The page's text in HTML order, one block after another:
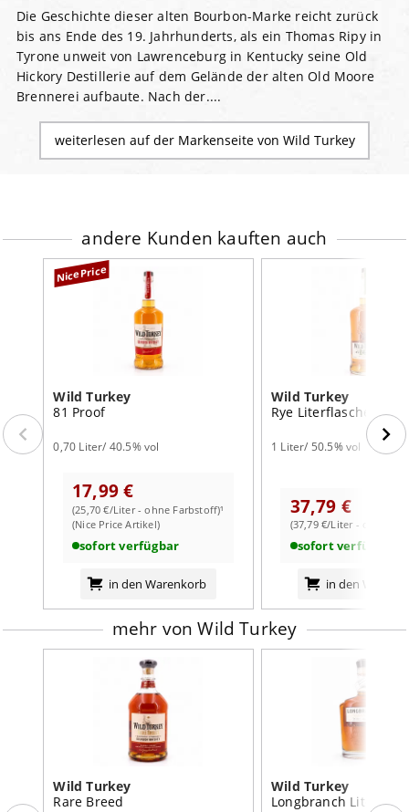
Die Geschichte dieser alten Bourbon-Marke reicht zurück
bis ans Ende des 19. Jahrhunderts, als ein Thomas Ripy in
Tyrone unweit von Lawrenceburg in Kentucky seine Old
Hickory Destillerie auf dem Gelände der alten Old Moore
Brennerei aufbaute. Nach der....
weiterlesen auf der Markenseite von Wild Turkey
andere Kunden kauften auch
NicePrice
Wild Turkey
81 Proof
0,70 Liter/ 40.5% vol
17,99 €
(25,70 €/Liter - ohne Farbstoff)¹
(Nice Price Artikel)
sofort verfügbar
in den Warenkorb
Wild Turkey
Rye Literflasche
1 Liter/ 50.5% vol
37,79 €
(37,79 €/Liter - ohne
sofort verfügbar
in den
mehr von Wild Turkey
Wild Turkey
Rare Breed
Wild Turkey
Longbranch